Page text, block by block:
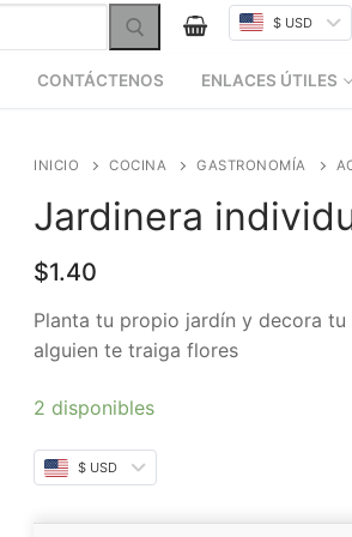
$ USD
CONTÁCTENOS ENLACES ÚTILES
INICIO COCINA GASTRONOMÍA
Jardinera
$1.40
Planta tu propio jardín y decora
alguien te traiga flores
2 disponibles
$ USD